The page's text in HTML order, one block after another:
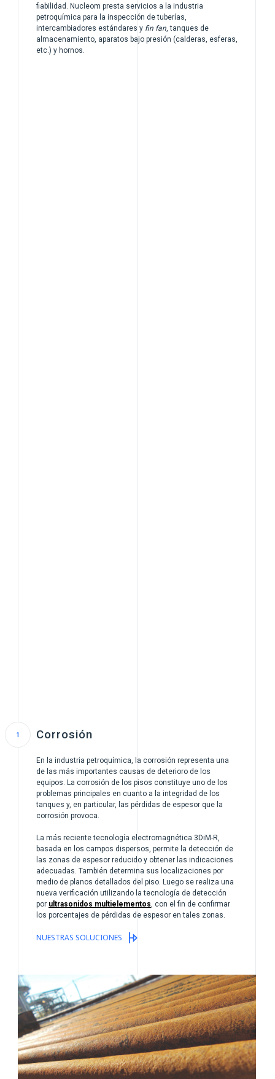
fiabilidad. Nucleom presta servicios a la industria
petroquímica para la inspección de tuberías,
intercambiadores estándares y fin fan , tanques de
almacenamiento, aparatos bajo presión (calderas, esferas,
etc.) y hornos.
Corrosión
En la industria petroquímica, la corrosión representa una
de las más importantes causas de deterioro de los
equipos. La corrosión de los pisos constituye uno de los
problemas principales en cuanto a la integridad de los
tanques y, en particular, las pérdidas de espesor que la
corrosión provoca.
La más reciente tecnología electromagnética 3DiM-R,
basada en los campos dispersos, permite la detección de
las zonas de espesor reducido y obtener las indicaciones
adecuadas. También determina sus localizaciones por
medio de planos detallados del piso. Luego se realiza una
nueva verificación utilizando la tecnología de detección
por ultrasonidos multielementos , con el fin de confirmar
los porcentajes de pérdidas de espesor en tales zonas.
NUESTRAS SOLUCIONES